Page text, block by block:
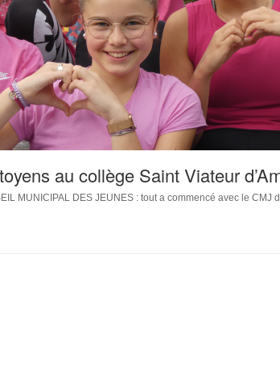
au collège Saint Viateur
MUNICIPAL DES JEUNES : tout a commencé avec le CMJ